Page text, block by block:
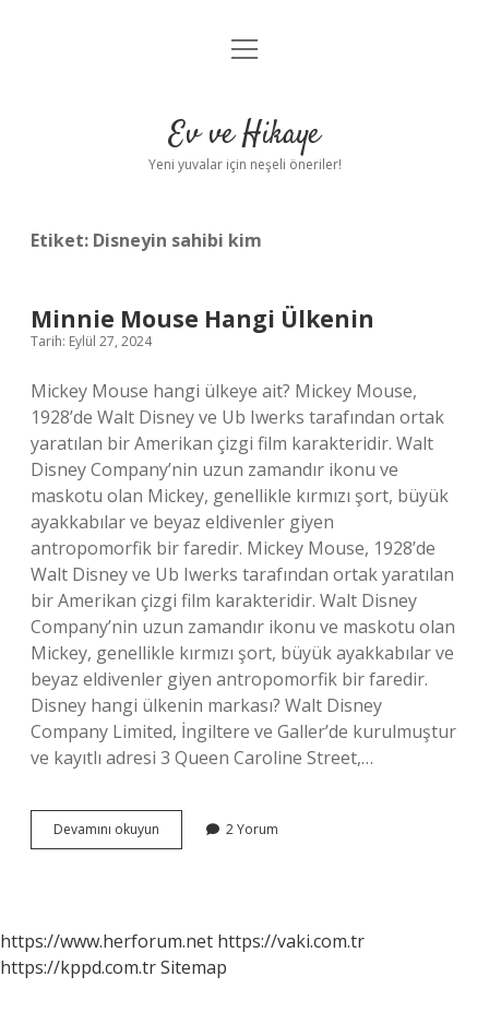
Anasayfa
Yasal Uyarı
menüyü
Ev ve Hikaye
Yeni yuvalar için neşeli öneriler!
Etiket: Disneyin sahibi kim
Minnie Mouse Hangi Ülkenin
Tarih: Eylül 27, 2024
Mickey Mouse hangi ülkeye ait? Mickey Mouse,
1928’de Walt Disney ve Ub Iwerks tarafından ortak
yaratılan bir Amerikan çizgi film karakteridir. Walt
Disney Company’nin uzun zamandır ikonu ve
maskotu olan Mickey, genellikle kırmızı şort, büyük
ayakkabılar ve beyaz eldivenler giyen
antropomorfik bir faredir. Mickey Mouse, 1928’de
Walt Disney ve Ub Iwerks tarafından ortak yaratılan
bir Amerikan çizgi film karakteridir. Walt Disney
Company’nin uzun zamandır ikonu ve maskotu olan
Mickey, genellikle kırmızı şort, büyük ayakkabılar ve
beyaz eldivenler giyen antropomorfik bir faredir.
Disney hangi ülkenin markası? Walt Disney
Company Limited, İngiltere ve Galler’de kurulmuştur
ve kayıtlı adresi 3 Queen Caroline Street,…
Devamını okuyun
Mouse
2 Yorum
https://www.herforum.net https://vaki.com.tr
https://kppd.com.trSitemap